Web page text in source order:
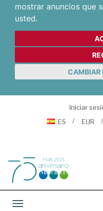
mostrar anuncios que
usted.
CAMBIAR
Iniciar
ES
EUR
Toggle navigation